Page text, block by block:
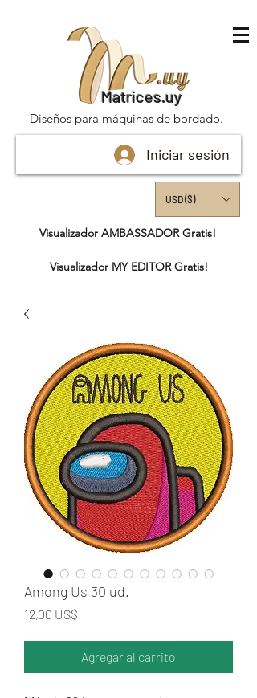
Matrices.uy
Diseños para máquinas de bordado.
Iniciar sesión
USD ($)
Visualizador AMBASSADOR Gratis!
Visualizador MY EDITOR Gratis!
Among Us 30 ud.
12,00 US$
Agregar al carrito